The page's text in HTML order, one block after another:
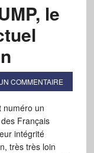
le
COMMENTAIRE
numéro un
Français
intégrité
très très loin